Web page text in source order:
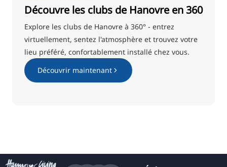
Découvre les clubs de Hanovre en 360
Explore les clubs de Hanovre à 360° - entrez
virtuellement, sentez l'atmosphère et trouvez votre
lieu préféré, confortablement installé chez vous.
Découvrir maintenant